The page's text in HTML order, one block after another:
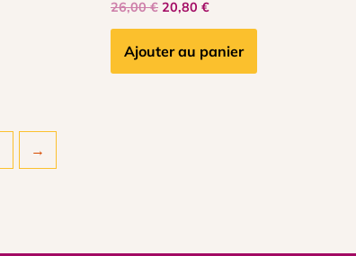
26,00€ 20,80 €
Ajouter au panier
→